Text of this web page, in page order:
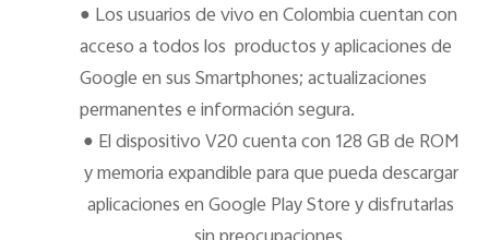
● Los usuarios de vivo en Colombia cuentan con
acceso a todos los productos y aplicaciones de
Google en sus Smartphones;actualizaciones
permanentes e información segura.
● El dispositivo V20 cuenta con 128 GB de ROM
y memoria expandible para que pueda descargar
aplicaciones en Google Play Store y disfrutarlas